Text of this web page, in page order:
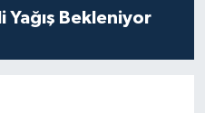
Bekleniyor